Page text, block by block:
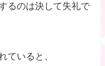
るのは決して失礼で
ていると、